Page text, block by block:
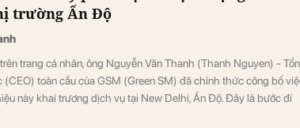
trường Ấn Độ
trang cá nhân, ông Nguyễn Văn Thanh (Thanh Nguyen) -
(CEO) toàn cầu của GSM (Green SM) đã chính thức công bố
này khai trương dịch vụ tại New Delhi, Ấn Độ. Đây là bước đi